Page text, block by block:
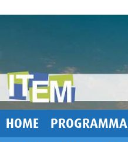
HOME PROGRAMMA